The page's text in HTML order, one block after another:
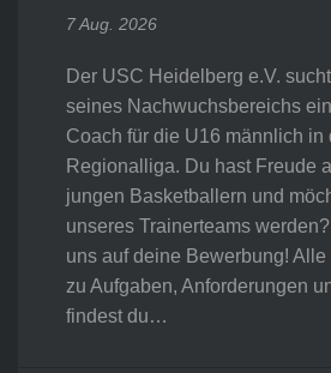
7 Aug. 2026
Der USC Heidelberg e.V.
seines Nachwuchsbereichs
Coach für die U16 männlich in
Regionalliga. Du hast Freude
jungen Basketballern und
unseres Trainerteams
uns auf deine Bewerbung! Alle
zu Aufgaben, Anforderungen
findest du…